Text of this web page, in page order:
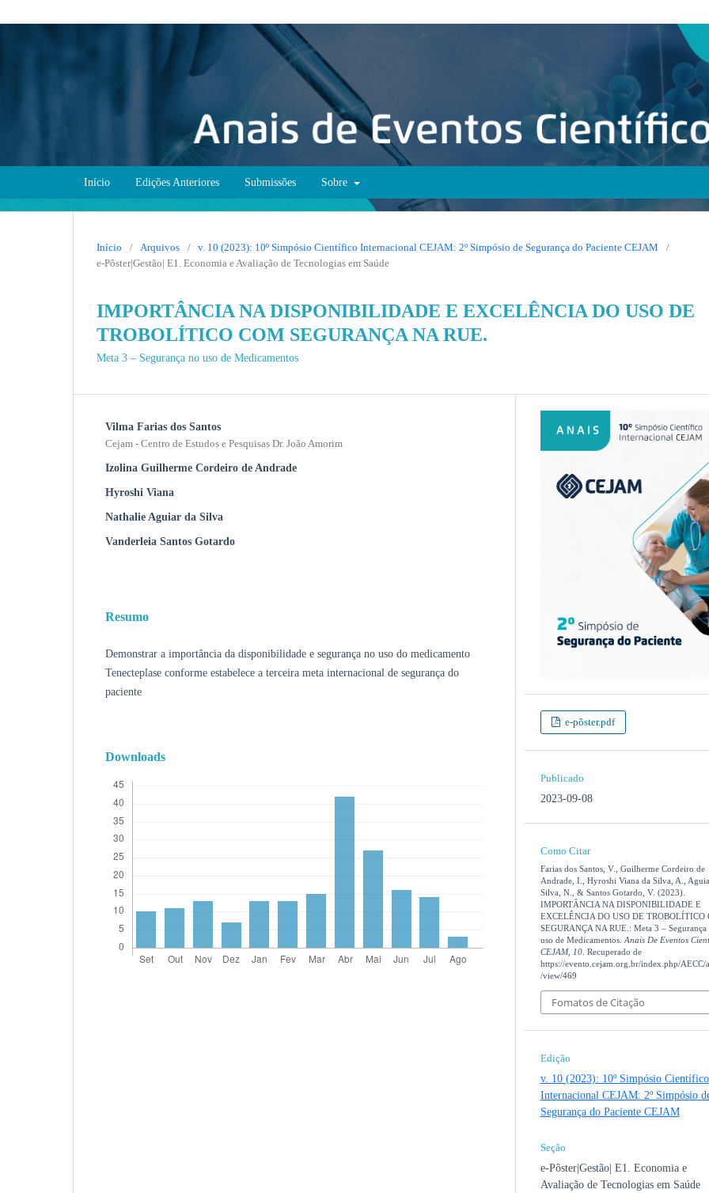
Início Edições Anteriores Submissões Sobre
Início / Arquivos / v. 10 (2023): 10º Simpósio Científico Internacional CEJAM: 2º Simpósio de Segurança do Paciente CEJAM
/
e-Pôster|Gestão| E1. Economia e Avaliação de Tecnologias em Saúde
IMPORTÂNCIA NA DISPONIBILIDADE E EXCELÊNCIA DO USO DE
TROBOLÍTICO COM SEGURANÇA NA RUE.
Meta 3 – Segurança no uso de Medicamentos
Vilma Farias dos Santos
Cejam - Centro de Estudos e Pesquisas Dr. João Amorim
Izolina Guilherme Cordeiro de Andrade
Hyroshi Viana
Nathalie Aguiar da Silva
Vanderleia Santos Gotardo
Resumo
Demonstrar a importância da disponibilidade e segurança no uso do medicamento
Tenecteplase conforme estabelece a terceira meta internacional de segurança do
paciente
Downloads
e-pôster.pdf
Publicado
2023-09-08
Como Citar
Farias dos Santos, V., Guilherme Cordeiro de
Andrade, I., Hyroshi Viana da Silva, A.,
Silva, N., & Santos Gotardo, V. (2023).
IMPORTÂNCIA NA DISPONIBILIDADE E
EXCELÊNCIA DO USO DE TROBOLÍTICO
SEGURANÇA NA RUE.: Meta 3 – Segurança
uso de Medicamentos. Anais De Eventos
CEJAM, 10. Recuperado de
https://evento.cejam.org.br/index.php/AECC/
/view/469
Fomatos de Citação
Edição
v. 10 (2023): 10º Simpósio Científico
Internacional CEJAM: 2º Simpósio
Segurança do Paciente CEJAM
Seção
e-Pôster|Gestão| E1. Economia e
Avaliação de Tecnologias em Saúde